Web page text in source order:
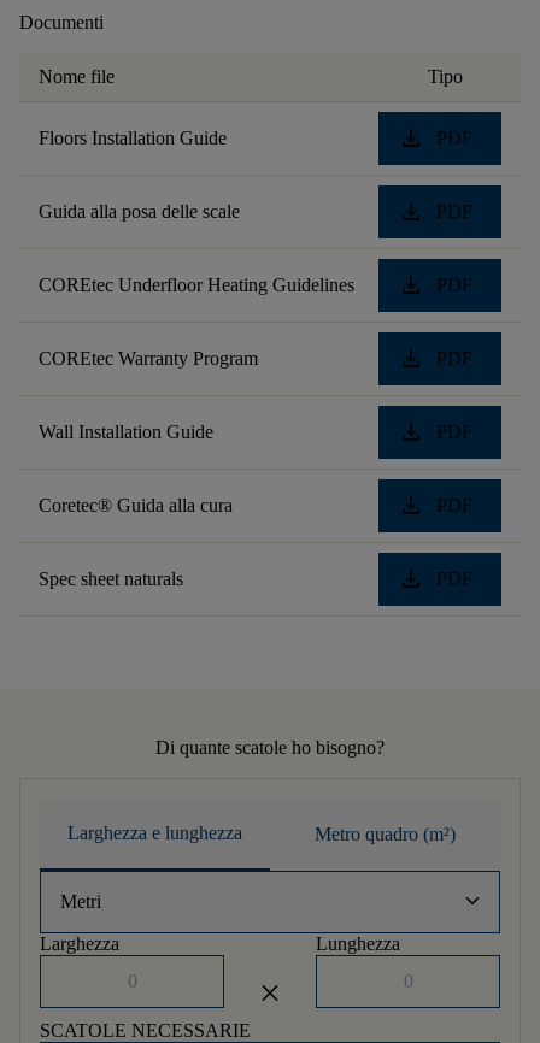
Documenti
Nome file Tipo
Floors Installation Guide download PDF
Guida alla posa delle scale download PDF
COREtec Underfloor Heating Guidelines download PDF
COREtec Warranty Program download PDF
Wall Installation Guide download PDF
Coretec® Guida alla cura download PDF
Spec sheet naturals download PDF
Di quante scatole ho bisogno?
Larghezza e lunghezza Metro quadro (m²)
Metri keyboard_arrow_down
Larghezza
close
Lunghezza
SCATOLE NECESSARIE